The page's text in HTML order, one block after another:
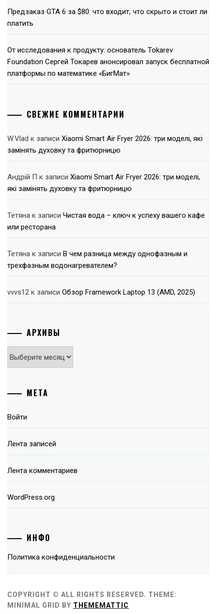
Предзаказ GTA 6 за $80: что входит, что скрыто и стоит ли
платить
От исследования к продукту: основатель Tokarev
Foundation Сергей Токарев анонсировал запуск бесплатной
платформы по математике «БигМат»
СВЕЖИЕ КОММЕНТАРИИ
W.Vlad к записи Xiaomi Smart Air Fryer 2026: три моделі, які
замінять духовку та фритюрницю
Андрій П к записи Xiaomi Smart Air Fryer 2026: три моделі,
які замінять духовку та фритюрницю
Тетяна к записи Чистая вода – ключ к успеху вашего кафе
или ресторана
Тетяна к записи В чем разница между однофазным и
трехфазным водонагревателем?
vvvs12 к записи Обзор Framework Laptop 13 (AMD, 2025)
АРХИВЫ
Архивы
МЕТА
Войти
Лента записей
Лента комментариев
WordPress.org
ИНФО
Политика конфиденциальности
COPYRIGHT © ALL RIGHTS RESERVED. THEME:
MINIMAL GRID BY THEMEMATTIC